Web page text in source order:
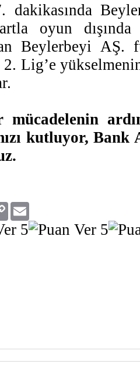
dakikasında
oyun
Beylerbeyi AŞ.
2. Lig’e
kutluyor,
Copy
Link